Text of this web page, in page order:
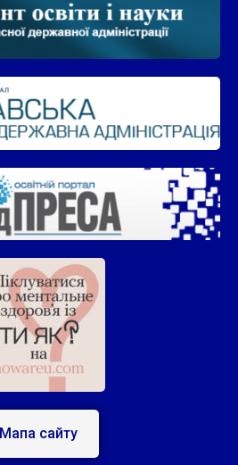
Мапа сайту